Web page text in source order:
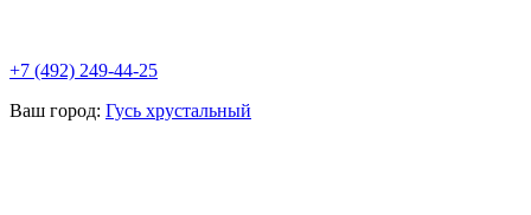
+7 (492) 249-44-25
Ваш город: Гусь хрустальный